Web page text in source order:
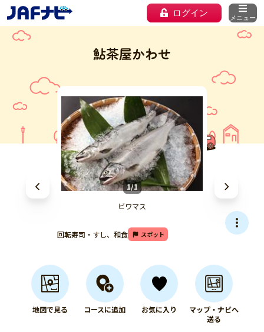
ログイン メニュー
鮎茶屋かわせ
1/1
ビワマス
回転寿司・すし、和食 スポット
地図で見る コースに追加 お気に入り
マップ・ナビへ
送る